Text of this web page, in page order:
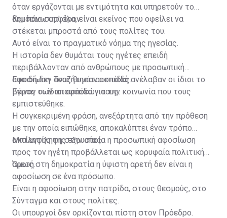
όταν εργάζονται με εντιμότητα και υπηρετούν το
δημόσιο συμφέρον.
Και πάνω απ' όλα, είναι εκείνος που οφείλει να
στέκεται μπροστά από τους πολίτες του.
Αυτό είναι το πραγματικό νόημα της ηγεσίας.
Η ιστορία δεν θυμάται τους ηγέτες επειδή
περιβάλλονταν από ανθρώπους με προσωπική
αφοσίωση. Τους θυμάται επειδή ανέλαβαν οι ίδιοι το
βάρος των αποφάσεών τους.
Επειδή δεν αναζήτησαν ασπίδες.
Έγιναν οι ίδιοι ασπίδα για την κοινωνία που τους
εμπιστεύθηκε.
Η συγκεκριμένη φράση, ανεξάρτητα από την πρόθεση
με την οποία ειπώθηκε, αποκαλύπτει έναν τρόπο
αντίληψης της εξουσίας.
Μια αντίληψη στην οποία η προσωπική αφοσίωση
προς τον ηγέτη προβάλλεται ως κορυφαία πολιτική
αρετή.
Όμως στη δημοκρατία η ύψιστη αρετή δεν είναι η
αφοσίωση σε ένα πρόσωπο.
Είναι η αφοσίωση στην πατρίδα, στους θεσμούς, στο
Σύνταγμα και στους πολίτες.
Οι υπουργοί δεν ορκίζονται πίστη στον Πρόεδρο.